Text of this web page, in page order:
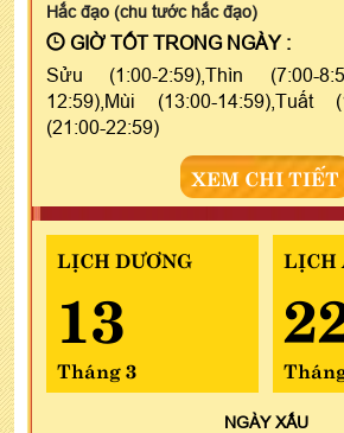
Hắc đạo (chu tước hắc đạo)
GIỜ TỐT TRONG NGÀY :
Sửu (1:00-2:59),Thìn (7:00-
12:59),Mùi (13:00-14:59),Tuất
(21:00-22:59)
XEM CHI TIẾT
LỊCH DƯƠNG
13
Tháng 3
LỊCH
NGÀYXẤU